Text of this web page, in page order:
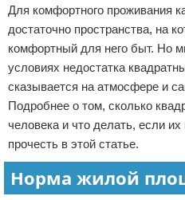
Земельное право
Право собственности
Исполнительное
Судопроизводство
Защита прав потребителей
Для комфортного проживания
достаточно пространства, на
комфортный для него быт. Но
условиях недостатка
сказывается на атмосфере и
Подробнее о том, сколько
человека и что делать, если
прочесть в этой статье.
Норма жилой